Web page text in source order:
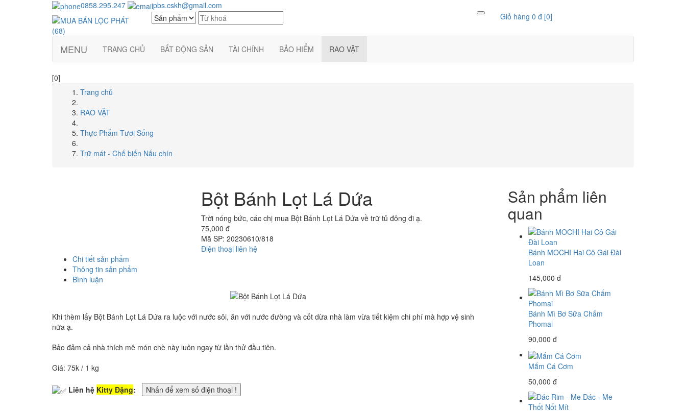
0858.295.247
pbs.cskh@gmail.com
Giỏ hàng 0 đ [0]
MENU TRANG CHỦ BẤT ĐỘNG SẢN TÀI CHÍNH BẢO HIỂM RAO VẶT
[0]
Trang chủ
RAO VẶT
Thực Phẩm Tươi Sống
Trữ mát - Chế biến Nấu chín
Bột Bánh Lọt Lá Dứa
Trời nóng bức, các chị mua Bột Bánh Lọt Lá Dứa về trữ tủ đông đi ạ.
75,000 đ
Mã SP:20230610/818
Điện thoại liên hệ
Chi tiết sản phẩm
Thông tin sản phẩm
Bình luận
Khi thèm lấy Bột Bánh Lọt Lá Dứa ra luộc với nước sôi, ăn với nước đường và cốt dừa nhà làm vừa tiết kiệm chi phí mà hợp vệ sinh
nữa ạ.
Bảo đảm cả nhà thích mê món chè này luôn ngay từ lần thử đầu tiên.
Giá: 75k / 1 kg
Liên hệ Kitty Đặng: Nhấn để xem số điện thoại !
Sản phẩm liên
quan
Bánh MOCHI Hai Cô Gái Đài
Loan
145,000 đ
Bánh Mì Bơ Sữa Chấm
Phomai
90,000 đ
Mắm Cá Cơm
50,000 đ